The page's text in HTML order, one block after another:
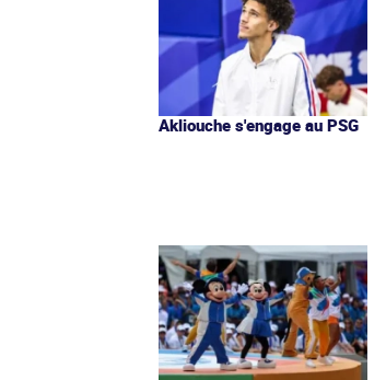
Akliouche s'engage au PSG